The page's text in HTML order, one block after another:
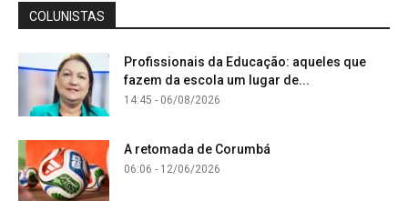
COLUNISTAS
Profissionais da Educação: aqueles que
fazem da escola um lugar de...
14:45 - 06/08/2026
A retomada de Corumbá
06:06 - 12/06/2026